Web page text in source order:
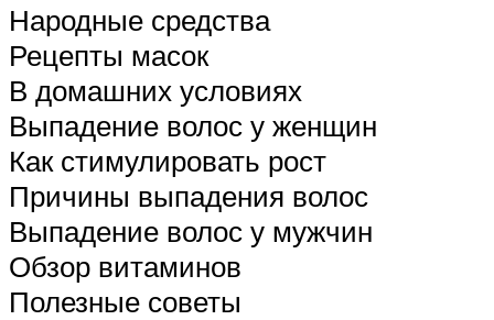
Народные средства
Рецепты масок
В домашних условиях
Выпадение волос у женщин
Как стимулировать рост
Причины выпадения волос
Выпадение волос у мужчин
Обзор витаминов
Полезные советы